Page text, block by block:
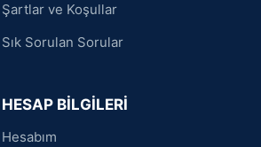
Şartlar ve Koşullar
Sık Sorulan Sorular
HESAP BİLGİLERİ
Hesabım